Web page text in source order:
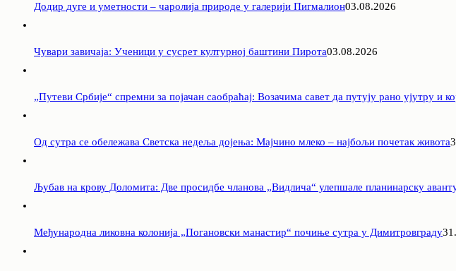
Додир дуге и уметности – чаролија природе у галерији Пигмалион03.08.2026
Чувари завичаја: Ученици у сусрет културној баштини Пирота03.08.2026
„Путеви Србије“ спремни за појачан саобраћај: Возачима савет да путују рано ујутру и
Од сутра се обележава Светска недеља дојења: Мајчино млеко – најбољи почетак живота
Љубав на крову Доломита: Две просидбе чланова „Видлича“ улепшале планинарску
Међународна ликовна колонија „Погановски манастир“ почиње сутра у Димитровграду